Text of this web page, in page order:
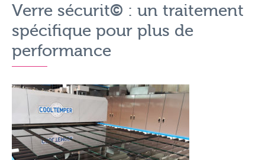
Verre sécurit© : un traitement
spécifique pour plus de
performance